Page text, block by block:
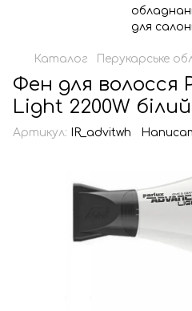
Каталог Перукарське
Фен для волосся
Light 2200W білий
Артикул: IR_advitwh